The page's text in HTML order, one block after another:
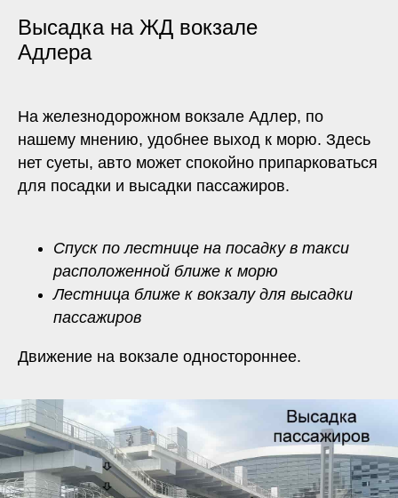
Высадка на ЖД вокзале
Адлера
На железнодорожном вокзале Адлер, по
нашему мнению, удобнее выход к морю. Здесь
нет суеты, авто может спокойно припарковаться
для посадки и высадки пассажиров.
Спуск по лестнице на посадку в такси
расположенной ближе к морю
Лестница ближе к вокзалу для высадки
пассажиров
Движение на вокзале одностороннее.